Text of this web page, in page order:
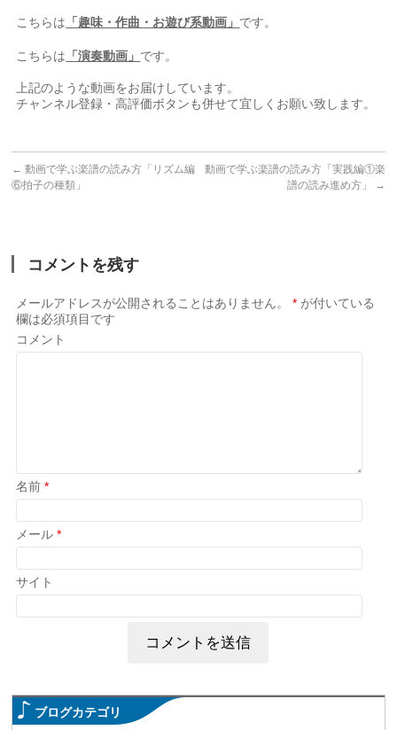
こちらは 「趣味・作曲・お遊び系動画」 です。
こちらは 「演奏動画」 です。
上記のような動画をお届けしています。⠀
チャンネル登録・高評価ボタンも併せて宜しくお願い致します。
← 動画で学ぶ楽譜の読み方「リズム編
⑥拍子の種類」
動画で学ぶ楽譜の読み方「実践編①楽
譜の読み進め方」
→
コメントを残す
メールアドレスが公開されることはありません。 * が付いている
欄は必須項目です
コメント
名前*
メール*
サイト
ブログカテゴリ